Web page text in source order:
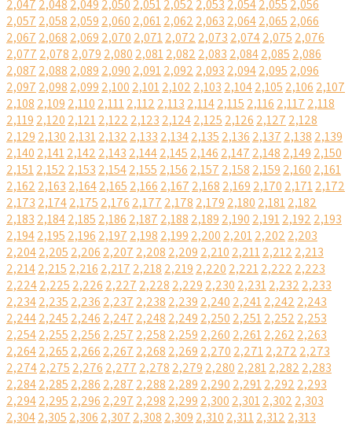
2,047 2,048 2,049 2,050 2,0512,052 2,053 2,0542,055 2,056
2,057 2,058 2,059 2,060 2,0612,062 2,063 2,0642,065 2,066
2,067 2,068 2,069 2,070 2,0712,072 2,073 2,0742,075 2,076
2,077 2,078 2,079 2,080 2,0812,082 2,083 2,0842,085 2,086
2,087 2,088 2,089 2,090 2,0912,092 2,093 2,0942,095 2,096
2,097 2,098 2,099 2,100 2,1012,102 2,103 2,1042,105 2,106 2,107
2,108 2,109 2,110 2,1112,112 2,113 2,1142,115 2,116 2,117 2,118
2,119 2,120 2,1212,122 2,123 2,1242,125 2,126 2,127 2,128
2,129 2,130 2,1312,132 2,133 2,1342,135 2,136 2,137 2,138 2,139
2,140 2,1412,142 2,143 2,1442,145 2,146 2,147 2,148 2,149 2,150
2,1512,152 2,153 2,1542,155 2,156 2,157 2,158 2,159 2,160 2,161
2,162 2,163 2,1642,165 2,166 2,167 2,168 2,169 2,170 2,1712,172
2,173 2,1742,175 2,176 2,177 2,178 2,179 2,180 2,1812,182
2,183 2,1842,185 2,186 2,187 2,188 2,189 2,190 2,1912,192 2,193
2,1942,195 2,196 2,197 2,198 2,199 2,200 2,2012,202 2,203
2,2042,205 2,206 2,207 2,208 2,209 2,210 2,2112,212 2,213
2,2142,215 2,216 2,217 2,218 2,219 2,220 2,2212,222 2,223
2,2242,225 2,226 2,227 2,228 2,229 2,230 2,2312,232 2,233
2,2342,235 2,236 2,237 2,238 2,239 2,240 2,2412,242 2,243
2,2442,245 2,246 2,247 2,248 2,249 2,250 2,2512,252 2,253
2,2542,255 2,256 2,257 2,258 2,259 2,260 2,2612,262 2,263
2,2642,265 2,266 2,267 2,268 2,269 2,270 2,2712,272 2,273
2,2742,275 2,276 2,277 2,278 2,279 2,280 2,2812,282 2,283
2,2842,285 2,286 2,287 2,288 2,289 2,290 2,2912,292 2,293
2,2942,295 2,296 2,297 2,298 2,299 2,300 2,3012,302 2,303
2,3042,305 2,306 2,307 2,308 2,309 2,310 2,3112,312 2,313